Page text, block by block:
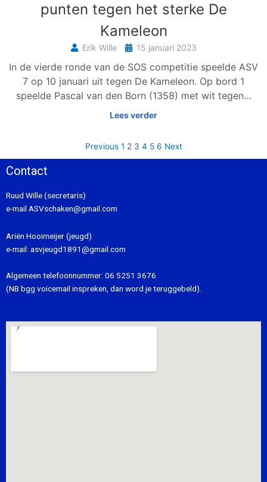
punten tegen het sterke De
Kameleon
Erik Wille 15 januari 2023
In de vierde ronde van de SOS competitie speelde ASV
7 op 10 januari uit tegen De Kameleon. Op bord 1
speelde Pascal van den Born (1358) met wit tegen…
Lees verder
Previous 1 2 3 4 5 6 Next
Contact
Ruud Wille (secretaris)
e-mail ASVschaken@gmail.com
Ariën Hooimeijer (jeugd)
e-mail: asvjeugd1891@gmail.com
Algemeen telefoonnummer: 06 5251 3676
(NB bgg voicemail inspreken, dan word je teruggebeld).